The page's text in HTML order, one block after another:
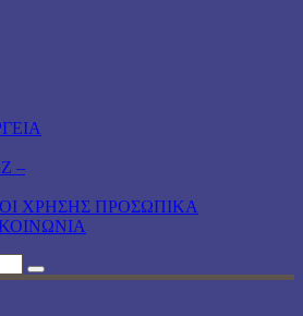
–
ΧΡΗΣΗΣ ΠΡΟΣΩΠΙΚΑ